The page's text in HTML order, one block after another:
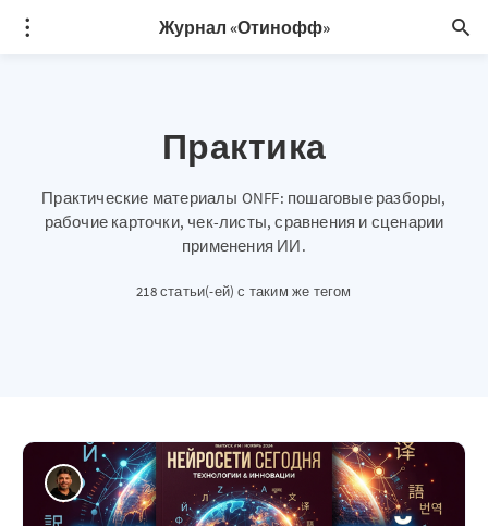
Журнал «Отинофф»
Практика
Практические материалы ONFF: пошаговые разборы,
рабочие карточки, чек-листы, сравнения и сценарии
применения ИИ.
218 статьи(-ей) с таким же тегом